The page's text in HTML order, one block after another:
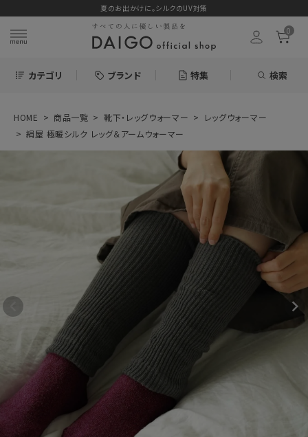
夏のお出かけに。シルクのUV対策
0
カテゴリ ブランド 特集 検索
search
絹屋 極暖シルク
レッグ＆アームウ
ォーマー
3,740円
新着＆再入荷商品
カテゴリーから探す
ギフトを探す
HOME 商品一覧 靴下・レッグウォーマー
レッグウォーマー
絹屋 極暖シルク レッグ＆アームウォーマー